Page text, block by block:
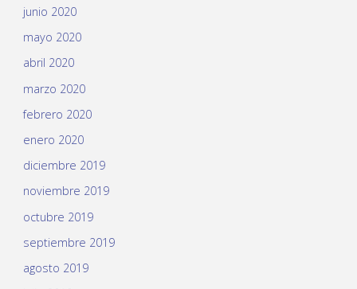
junio 2020
mayo 2020
abril 2020
marzo 2020
febrero 2020
enero 2020
diciembre 2019
noviembre 2019
octubre 2019
septiembre 2019
agosto 2019